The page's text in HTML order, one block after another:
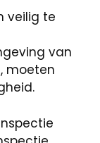
veilig te
van
moeten